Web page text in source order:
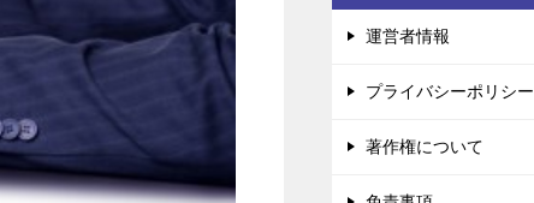
運営者情報
プライバシーポリシー
著作権について